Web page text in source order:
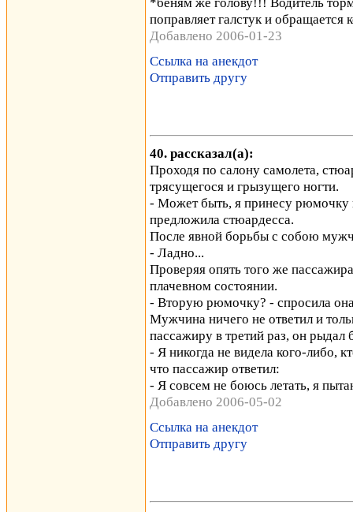
поправляет галстук и
Добавлено 2006-01-23
Ссылка на анекдот
Отправить другу
40. рассказал(а):
Проходя по салону самолета,
трясущегося и грызущего ногти.
- Может быть, я принесу рюмочку
предложила стюардесса.
После явной борьбы с собою
- Ладно...
Проверяя опять того же
плачевном состоянии.
- Вторую рюмочку? - спросила
Мужчина ничего не ответил и
пассажиру в третий раз, он рыдал
- Я никогда не видела кого-либо,
что пассажир ответил:
- Я совсем не боюсь летать, я
Добавлено 2006-05-02
Ссылка на анекдот
Отправить другу